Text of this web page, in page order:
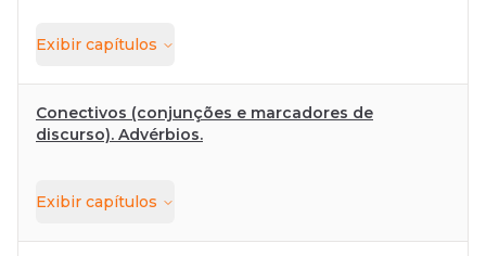
Exibir capítulos
Conectivos (conjunções e marcadores de
discurso). Advérbios.
Exibir capítulos